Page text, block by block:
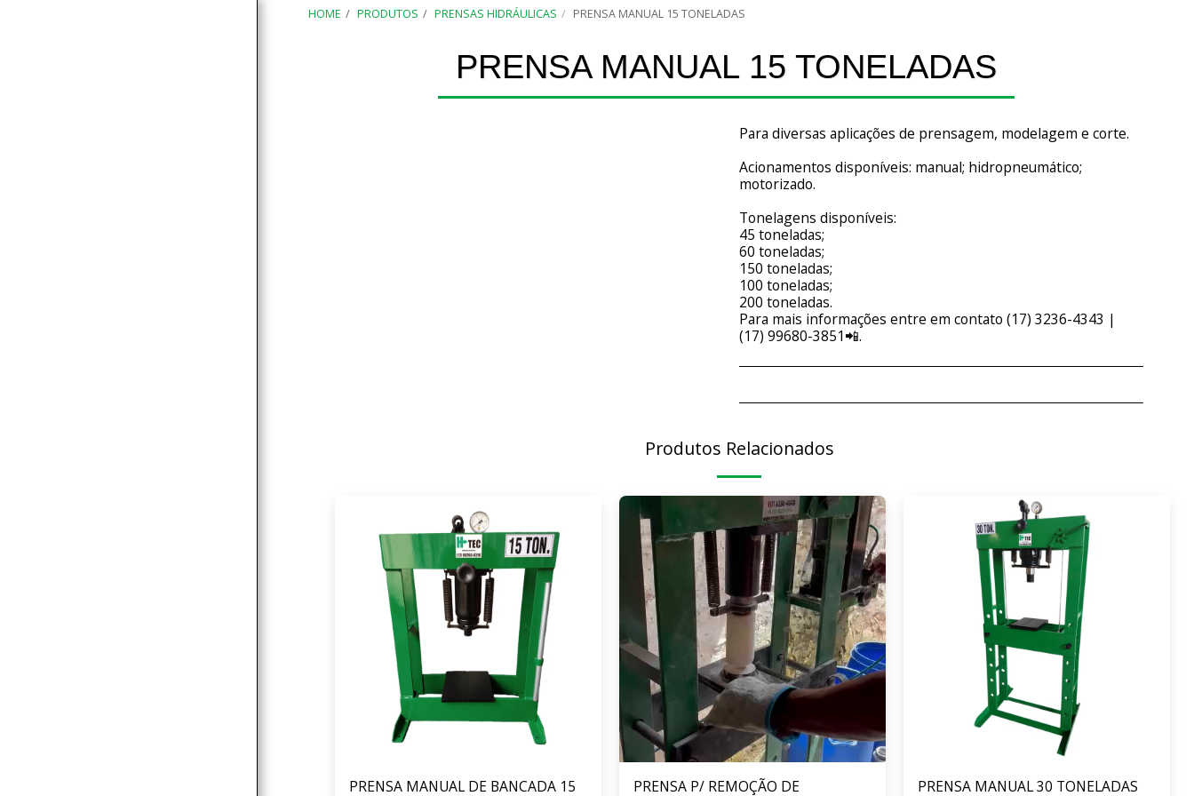
HOME PRODUTOS PRENSAS HIDRÁULICAS PRENSA MANUAL 15 TONELADAS
PRENSA MANUAL 15 TONELADAS
Para diversas aplicações de prensagem, modelagem e corte.
Acionamentos disponíveis: manual; hidropneumático;
motorizado.
Tonelagens disponíveis:
45 toneladas;
60 toneladas;
150 toneladas;
100 toneladas;
200 toneladas.
Para mais informações entre em contato (17) 3236-4343 |
(17) 99680-3851📲.
Produtos Relacionados
PRENSA MANUAL DE BANCADA 15 PRENSA P/ REMOÇÃO DE PRENSA MANUAL 30 TONELADAS